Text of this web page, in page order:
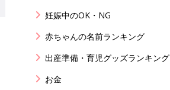
妊娠中のOK・NG
赤ちゃんの名前ランキング
出産準備・育児グッズランキング
お金